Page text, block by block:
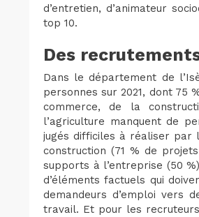
d’entretien, d’animateur
top 10.
Des
Dans le département de
personnes sur 2021, dont 75
commerce, de la
l’agriculture manquent de
jugés difficiles à réaliser par
construction (71 % de
supports à l’entreprise (50
d’éléments factuels qui
demandeurs d’emploi vers
travail. Et pour les